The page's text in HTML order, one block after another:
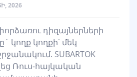
2026
դիզայներների
կողքի՝ մեկ
SUBARTOK
Ռուս-հայկական